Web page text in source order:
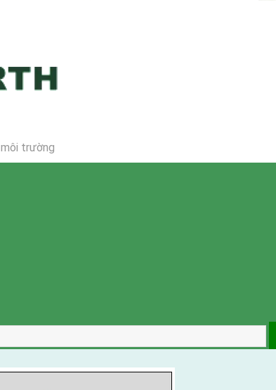
trường